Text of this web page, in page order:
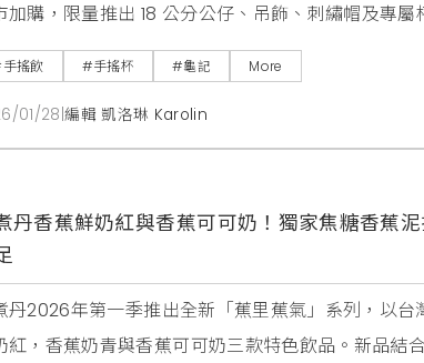
加購，限量推出 18 公分公仔、吊飾、刺繡帽及專
打造小人物大生活的跨界宇宙。
搖飲 #手搖杯 #龜記 More
01/28 |編輯 凱洛琳 Karolin
丹香蕉鮮奶紅與香蕉可可奶！獨家焦糖香蕉
丹2026年第一季推出全新「蕉里蕉氣」系列，以
紅，香蕉奶青與香蕉可可奶三款特色飲品。新品結